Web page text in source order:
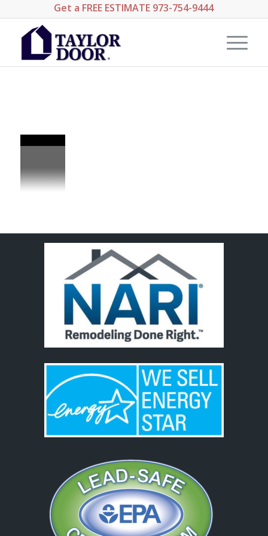
Get a FREE ESTIMATE 973-754-9444